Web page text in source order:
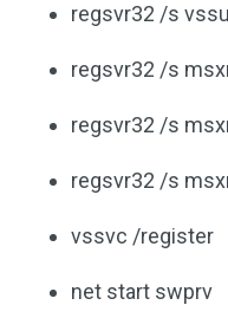
regsvr32 /s
regsvr32 /s
regsvr32 /s
regsvr32 /s
vssvc /register
net start swprv